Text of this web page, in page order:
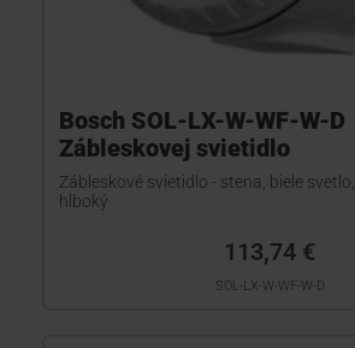
Bosch SOL-LX-W-WF-W-D
Zábleskovej svietidlo
Zábleskové svietidlo - stena, biele
hlboký
113,74 €
SOL-LX-W-WF-W-D